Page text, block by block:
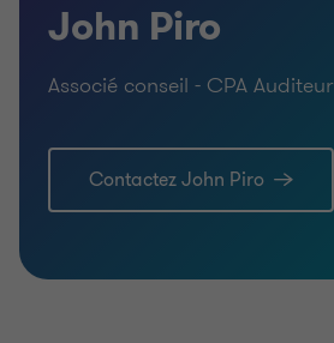
John Piro
Associé conseil - CPA Auditeur
Contactez John Piro